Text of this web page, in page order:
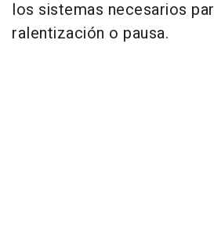
los sistemas necesarios
ralentización o pausa.